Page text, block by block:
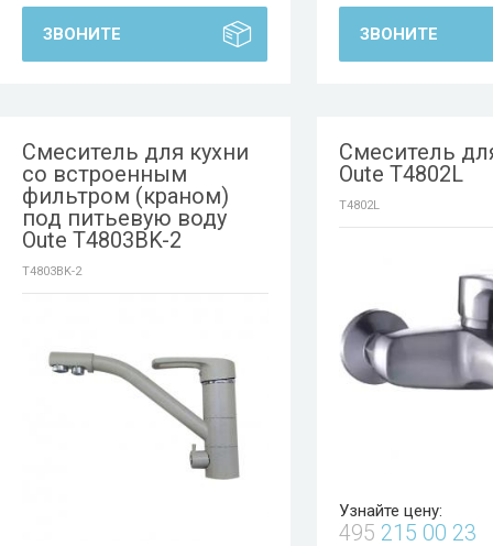
ЗВОНИТЕ ЗВОНИТЕ
Смеситель для кухни
со встроенным
фильтром (краном)
под питьевую воду
Oute T4803BK-2
T4803BK-2
Смеситель
Oute T4802L
T4802L
Узнайте цену:
495 215 00 23